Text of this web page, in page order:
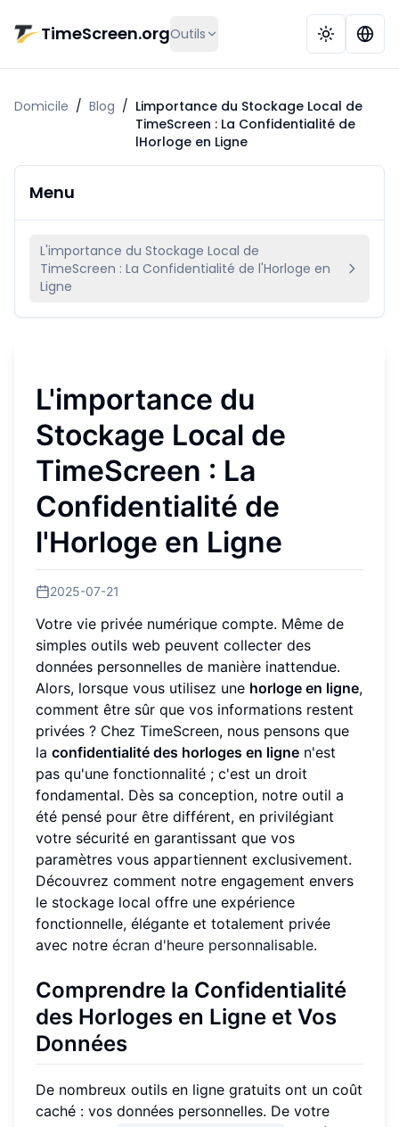
TimeScreen.orgOutils
Domicile / Blog / Limportance du Stockage Local de
TimeScreen : La Confidentialité de
lHorloge en Ligne
Menu
L'importance du Stockage Local de
TimeScreen : La Confidentialité de l'Horloge en
Ligne
L'importance du
Stockage Local de
TimeScreen : La
Confidentialité de
l'Horloge en Ligne
2025-07-21
Votre vie privée numérique compte. Même de
simples outils web peuvent collecter des
données personnelles de manière inattendue.
Alors, lorsque vous utilisez une horloge en ligne,
comment être sûr que vos informations restent
privées ? Chez TimeScreen, nous pensons que
la confidentialité des horloges en ligne n'est
pas qu'une fonctionnalité ; c'est un droit
fondamental. Dès sa conception, notre outil a
été pensé pour être différent, en privilégiant
votre sécurité en garantissant que vos
paramètres vous appartiennent exclusivement.
Découvrez comment notre engagement envers
le stockage local offre une expérience
fonctionnelle, élégante et totalement privée
avec notre écran d'heure personnalisable.
Comprendre la Confidentialité
des Horloges en Ligne et Vos
Données
De nombreux outils en ligne gratuits ont un coût
caché : vos données personnelles. De votre